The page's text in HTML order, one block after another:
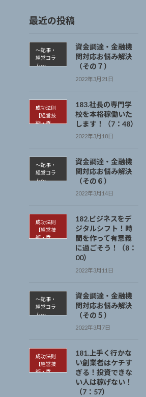
最近の投稿
～記事・
経営コラ
ム～
資金調達・金融機
関対応お悩み解決
（その７）
2022年3月21日
成功法則
【経営技
術・哲
183.社長の専門学
校を本格稼働いた
します！（7：48）
2022年3月18日
～記事・
経営コラ
ム～
資金調達・金融機
関対応お悩み解決
（その６）
2022年3月14日
成功法則
【経営技
術・哲
182.ビジネスをデ
ジタルシフト！時
間を作って有意義
に過ごそう！（8：
00）
2022年3月11日
～記事・
経営コラ
ム～
資金調達・金融機
関対応お悩み解決
（その５）
2022年3月7日
成功法則
【経営技
術・哲
181.上手く行かな
い創業者はケチす
ぎる！投資できな
い人は稼げない！
（7：57）